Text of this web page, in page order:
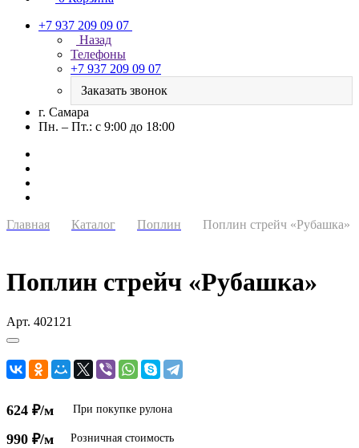
+7 937 209 09 07
Назад
Телефоны
+7 937 209 09 07
Заказать звонок
г. Самара
Пн. – Пт.: с 9:00 до 18:00
Главная Каталог Поплин Поплин стрейч «Рубашка»
Поплин стрейч «Рубашка»
Арт. 402121
624 ₽/м При покупке рулона
990 ₽/м Розничная стоимость